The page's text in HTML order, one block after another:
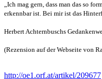
„Ich mag gern, dass man das so
erkennbar ist. Bei mir ist das
Herbert Achternbuschs
(Rezension auf der Webseite von
http://oe1.orf.at/artikel/209677